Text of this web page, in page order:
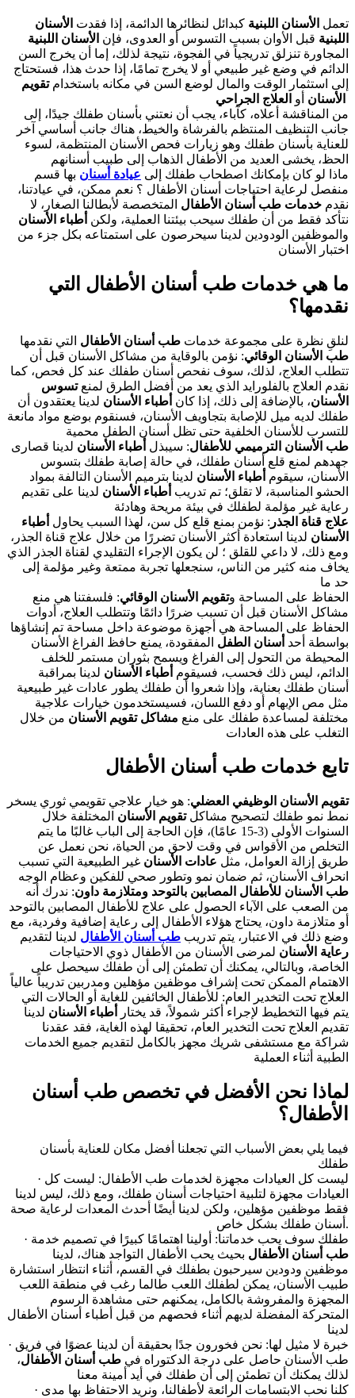
تعمل الأسنان اللبنية كبدائل لنظائرها الدائمة، إذا فقدت الأسنان
اللبنية قبل الأوان بسبب التسوس أو العدوى، فإن الأسنان اللبنية
المجاورة تنزلق تدريجياً في الفجوة، نتيجة لذلك، إما أن يخرج السن
الدائم في وضع غير طبيعي أو لا يخرج تمامًا، إذا حدث هذا، فستحتاج
إلى استثمار الوقت والمال لوضع السن في مكانه باستخدامتقويم
الأسنان أو العلاج الجراحي
من المناقشة أعلاه، كآباء، يجب أن نعتني بأسنان طفلك جيدًا، إلى
جانب التنظيف المنتظم بالفرشاة والخيط، هناك جانب أساسي آخر
للعناية بأسنان طفلك وهو زيارات فحص الأسنان المنتظمة، لسوء
الحظ، يخشى العديد من الأطفال الذهاب إلى طبيب أسنانهم
ماذا لو كان بإمكانك اصطحاب طفلك إلى عيادة أسنان بها قسم
منفصل لرعاية احتياجات أسنان الأطفال ؟ نعم ممكن، في عيادتنا،
نقدم خدمات طب أسنان الأطفال المتخصصة لأبطالنا الصغار، لا
نتأكد فقط من أن طفلك سيحب بيئتنا العملية، ولكن أطباء الأسنان
والموظفين الودودين لدينا سيحرصون على استمتاعه بكل جزء من
اختبار الأسنان
ما هي خدمات طب أسنان الأطفال التي
نقدمها؟
لنلقِ نظرة على مجموعة خدمات طب أسنان الأطفال التي نقدمها
طب الأسنان الوقائي: نؤمن بالوقاية من مشاكل الأسنان قبل أن
تتطلب العلاج، لذلك، سوف نفحص أسنان طفلك عند كل فحص، كما
نقدم العلاج بالفلورايد الذي يعد من أفضل الطرق لمنعتسوس
الأسنان، بالإضافة إلى ذلك، إذا كان أطباء الأسنان لدينا يعتقدون أن
طفلك لديه ميل للإصابة بتجاويف الأسنان، فسنقوم بوضع مواد مانعة
للتسرب للأسنان الخلفية حتى تظل أسنان الطفل محمية
طب الأسنان الترميمي للأطفال: سيبذل أطباء الأسنان لدينا قصارى
جهدهم لمنع قلع أسنان طفلك، في حالة إصابة طفلك بتسوس
الأسنان، سيقوم أطباء الأسنان لدينا بترميم الأسنان التالفة بمواد
الحشو المناسبة، لا تقلق؛ تم تدريب أطباء الأسنان لدينا على تقديم
رعاية غير مؤلمة لطفلك في بيئة مريحة وهادئة
علاج قناة الجذر : نؤمن بمنع قلع كل سن، لهذا السبب يحاول أطباء
الأسنان لدينا استعادة أكثر الأسنان تضررًا من خلال علاج قناة الجذر،
ومع ذلك، لا داعي للقلق ؛ لن يكون الإجراء التقليدي لقناة الجذر الذي
يخاف منه كثير من الناس، سنجعلها تجربة ممتعة وغير مؤلمة إلى
حد ما
الحفاظ على المساحة وتقويم الأسنان الوقائي: فلسفتنا هي منع
مشاكل الأسنان قبل أن تسبب ضررًا دائمًا وتتطلب العلاج، أدوات
الحفاظ على المساحة هي أجهزة موضوعة داخل مساحة تم إنشاؤها
بواسطة أحد أسنان الطفل المفقودة، يمنع حافظ الفراغ الأسنان
المحيطة من التحول إلى الفراغ ويسمح بثوران مستمر للخلف
الدائم، ليس ذلك فحسب، فسيقوم أطباء الأسنان لدينا بمراقبة
أسنان طفلك بعناية، وإذا شعروا أن طفلك يطور عادات غير طبيعية
مثل مص الإبهام أو دفع اللسان، فسيستخدمون خيارات علاجية
مختلفة لمساعدة طفلك على منع مشاكل تقويم الأسنان من خلال
التغلب على هذه العادات
تابع خدمات طب أسنان الأطفال
تقويم الأسنان الوظيفي العضلي: هو خيار علاجي تقويمي ثوري يسخر
نمط نمو طفلك لتصحيح مشاكلتقويم الأسنان المختلفة خلال
السنوات الأولى (3-15 عامًا)، فإن الحاجة إلى الباب غالبًا ما يتم
التخلص من الأقواس في وقت لاحق من الحياة، نحن نعمل عن
طريق إزالة العوامل، مثل عادات الأسنان غير الطبيعية التي تسبب
انحراف الأسنان، ثم ضمان نمو وتطور صحي للفكين وعظام الوجه
طب الأسنان للأطفال المصابين بالتوحد ومتلازمة داون: ندرك أنه
من الصعب على الآباء الحصول على علاج للأطفال المصابين بالتوحد
أو متلازمة داون، يحتاج هؤلاء الأطفال إلى رعاية إضافية وفردية، مع
وضع ذلك في الاعتبار، يتم تدريب طب أسنان الأطفال لدينا لتقديم
رعاية الأسنان لمرضى الأسنان من الأطفال ذوي الاحتياجات
الخاصة، وبالتالي، يمكنك أن تطمئن إلى أن طفلك سيحصل على
الاهتمام الممكن تحت إشراف موظفين مؤهلين ومدربين تدريباً عالياً
العلاج تحت التخدير العام: للأطفال الخائفين للغاية أو الحالات التي
يتم فيها التخطيط لإجراء أكثر شمولاً، قد يختار
أطباء الأسنان لدينا
تقديم العلاج تحت التخدير العام، تحقيقا لهذه الغاية، فقد عقدنا
شراكة مع مستشفى شريك مجهز بالكامل لتقديم جميع الخدمات
الطبية أثناء العملية
لماذا نحن الأفضل في تخصص طب أسنان
الأطفال؟
فيما يلي بعض الأسباب التي تجعلنا أفضل مكان للعناية بأسنان
طفلك
· ليست كل العيادات مجهزة لخدمات طب الأطفال: ليست كل
العيادات مجهزة لتلبية احتياجات أسنان طفلك، ومع ذلك، ليس لدينا
فقط موظفين مؤهلين، ولكن لدينا أيضًا أحدث المعدات لرعاية صحة
أسنان طفلك بشكل خاص.
· طفلك سوف يحب خدماتنا: أولينا اهتمامًا كبيرًا في تصميم خدمة
طب أسنان الأطفال بحيث يحب الأطفال التواجد هناك، لدينا
موظفين ودودين سيرحبون بطفلك في القسم، أثناء انتظار استشارة
طبيب الأسنان، يمكن لطفلك اللعب طالما رغب في منطقة اللعب
المجهزة والمفروشة بالكامل، يمكنهم حتى مشاهدة الرسوم
المتحركة المفضلة لديهم أثناء فحصهم من قبل أطباء أسنان الأطفال
لدينا
· خبرة لا مثيل لها: نحن فخورون جدًا بحقيقة أن لدينا عضوًا في فريق
طب الأسنان حاصل على درجة الدكتوراه في طب أسنان الأطفال،
لذلك يمكنك أن تطمئن إلى أن طفلك في أيد أمينة معنا
· كلنا نحب الابتسامات الرائعة لأطفالنا، ونريد الاحتفاظ بها مدى